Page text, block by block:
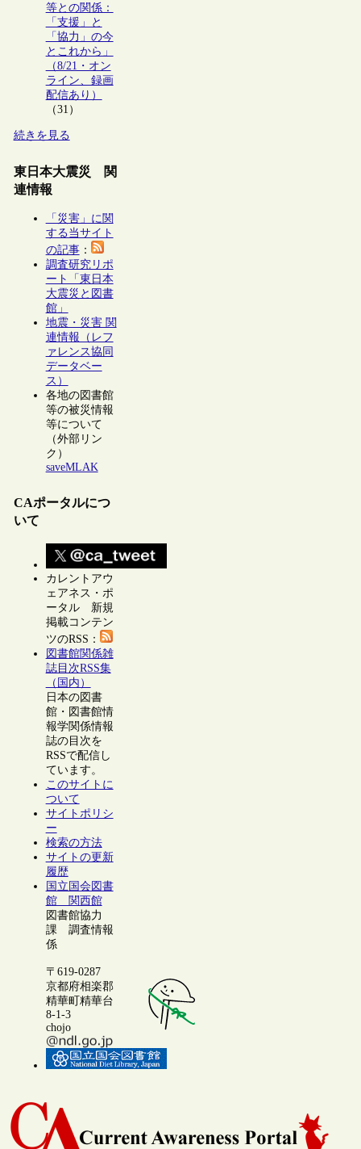
等との関係：
「支援」と
「協力」の今
とこれから」
（8/21・オン
ライン、録画
配信あり）
（31）
続きを見る
東日本大震災 関
連情報
「災害」に関
する当サイト
の記事：
調査研究リポ
ート「東日本
大震災と図書
館」
地震・災害 関
連情報（レフ
ァレンス協同
データベー
ス）
各地の図書館
等の被災情報
等について
（外部リン
ク）
saveMLAK
CAポータルにつ
いて
カレントアウ
ェアネス・ポ
ータル 新規
掲載コンテン
ツのRSS：
図書館関係雑
誌目次RSS集
（国内）
日本の図書
館・図書館情
報学関係情報
誌の目次を
RSSで配信し
ています。
このサイトに
ついて
サイトポリシ
ー
検索の方法
サイトの更新
履歴
国立国会図書
館 関西館
図書館協力
課 調査情報
係
〒619-0287
京都府相楽郡
精華町精華台
8-1-3
chojo